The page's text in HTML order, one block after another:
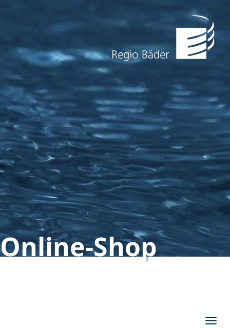
Online-Shop